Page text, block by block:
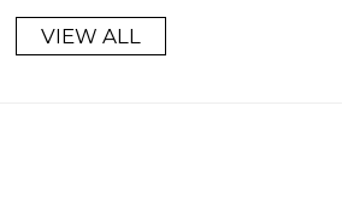
VIEW ALL